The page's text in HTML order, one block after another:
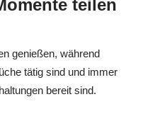
teilen
genießen, während
tätig sind und immer
bereit sind.